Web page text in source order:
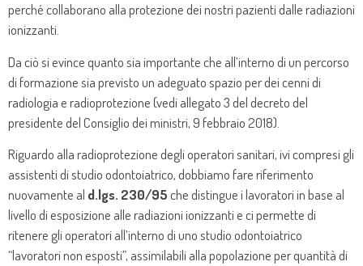
perché collaborano alla protezione dei nostri pazienti dalle radiazioni
ionizzanti.
Da ciò si evince quanto sia importante che all’interno di un percorso
di formazione sia previsto un adeguato spazio per dei cenni di
radiologia e radioprotezione (vedi allegato 3 del decreto del
presidente del Consiglio dei ministri, 9 febbraio 2018).
Riguardo alla radioprotezione degli operatori sanitari, ivi compresi gli
assistenti di studio odontoiatrico, dobbiamo fare riferimento
nuovamente al d.lgs. 230/95che distingue i lavoratori in base al
livello di esposizione alle radiazioni ionizzanti e ci permette di
ritenere gli operatori all’interno di uno studio odontoiatrico
“lavoratori non esposti”, assimilabili alla popolazione per quantità di